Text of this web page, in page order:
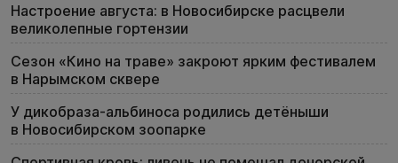
Настроение августа: в Новосибирске расцвели
великолепные гортензии
Сезон «Кино на траве» закроют ярким фестивалем
в Нарымском сквере
У дикобраза-альбиноса родились детёныши
в Новосибирском зоопарке